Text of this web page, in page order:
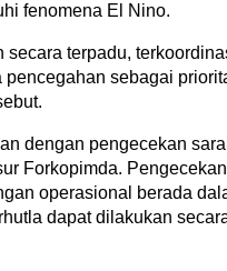
fenomena El Nino.
terpadu,
sebagai
dengan pengecekan
Forkopimda.
operasional berada
dapat dilakukan